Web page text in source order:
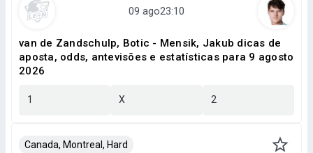
van de Zandschulp, Botic - Mensik, Jakub dicas de
aposta, odds, antevisões e estatísticas para 9 agosto
2026
1 X 2
Canada, Montreal, Hard